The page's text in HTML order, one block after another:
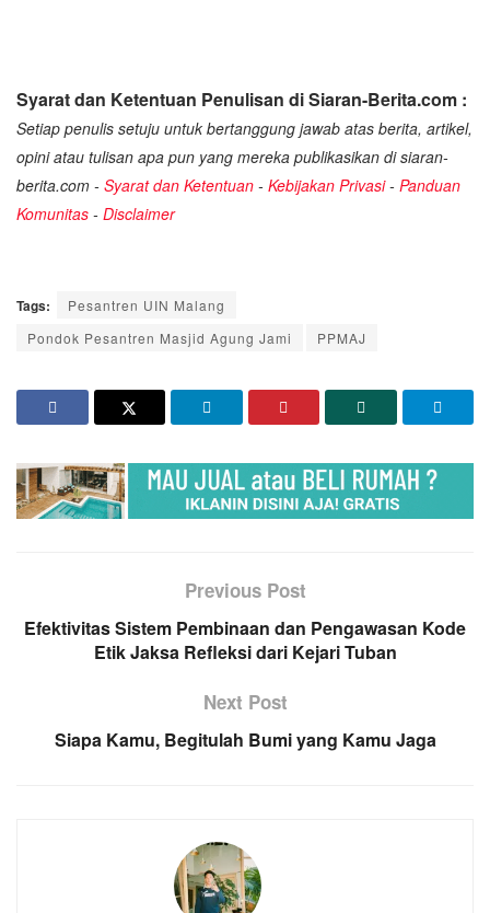
Syarat dan Ketentuan Penulisan di Siaran-Berita.com :
Setiap penulis setuju untuk bertanggung jawab atas berita, artikel,
opini atau tulisan apa pun yang mereka publikasikan di siaran-
berita.com - Syarat dan Ketentuan - Kebijakan Privasi- Panduan
Komunitas - Disclaimer
Tags:
Pesantren UIN Malang
Pondok Pesantren Masjid Agung Jami
PPMAJ
Previous Post
Efektivitas Sistem Pembinaan dan Pengawasan Kode
Etik Jaksa Refleksi dari Kejari Tuban
Next Post
Siapa Kamu, Begitulah Bumi yang Kamu Jaga